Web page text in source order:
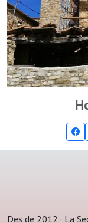
Des de 2012 · La